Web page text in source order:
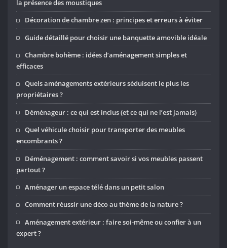
la présence des moustiques
Décoration de chambre zen : principes et erreurs à éviter
Guide détaillé pour choisir une banquette amovible idéale
Chambre bohème : idées d’aménagement simples et
efficaces
Quels aménagements extérieurs séduisent le plus les
propriétaires ?
Déménageur : ce qui est inclus (et ce qui ne l’est jamais)
Quel véhicule choisir pour transporter des meubles
encombrants ?
Déménagement : comment savoir si vos meubles passent
partout ?
Aménager un espace télé dans un petit salon
Comment réussir une déco au thème de la nature ?
Aménagement extérieur : faire soi-même ou confier à un
expert ?